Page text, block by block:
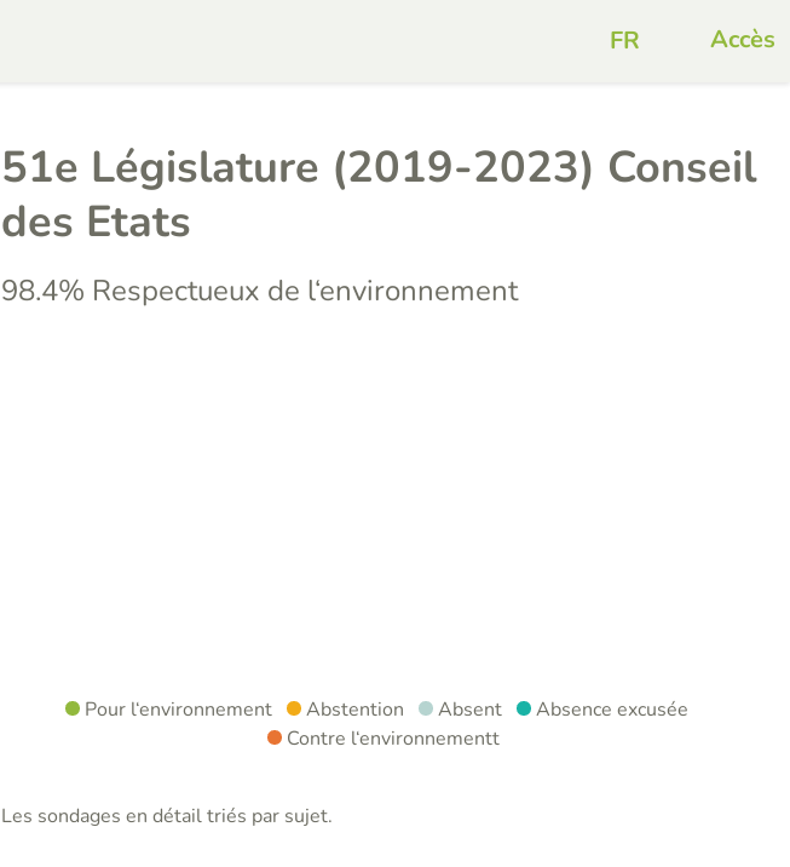
Accès
51e Législature (2019-2023) Conseil
des Etats
98.4% Respectueux de l‘environnement
Pour l‘environnement Abstention Absent
Absence excusée
Contre l‘environnementt
Les sondages en détail triés par sujet.